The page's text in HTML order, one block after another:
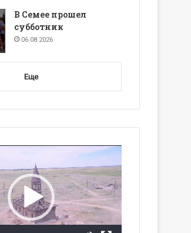
В Семее прошел
субботник
06.08.2026
Еще